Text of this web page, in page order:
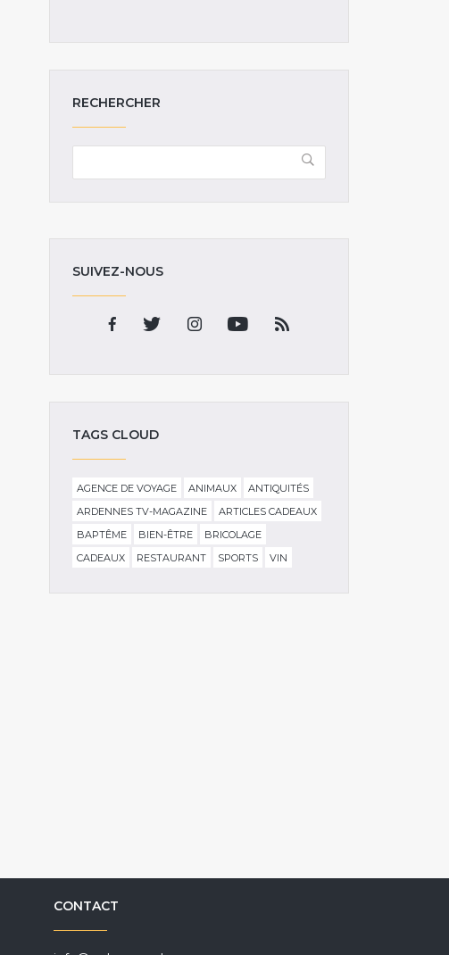
RECHERCHER
SUIVEZ-NOUS
TAGS CLOUD
AGENCE DE VOYAGE ANIMAUX
ANTIQUITÉS
ARDENNES TV-MAGAZINE
ARTICLES CADEAUX
BAPTÊME
BIEN-ÊTRE
BRICOLAGE
CADEAUX
RESTAURANT SPORTS VIN
CONTACT